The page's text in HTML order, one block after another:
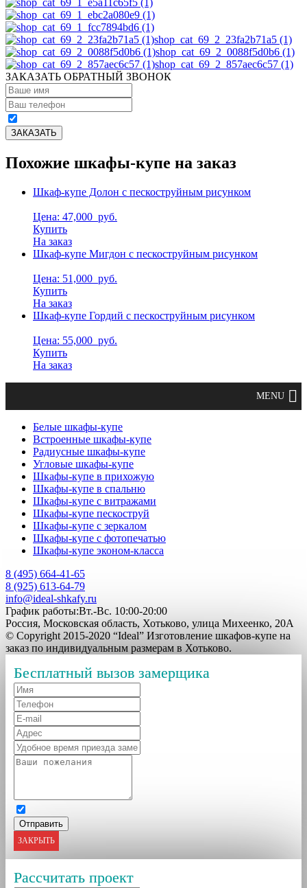
shop_cat_69_2_23fa2b71a5 (1)
shop_cat_69_2_0088f5d0b6 (1)
shop_cat_69_2_857aec6c57 (1)
ЗАКАЗАТЬ ОБРАТНЫЙ ЗВОНОК
Похожие шкафы-купе на заказ
Шкаф-купе Долон с пескоструйным рисунком
Цена: 47,000 руб.
Купить
На заказ
Шкаф-купе Мигдон с пескоструйным рисунком
Цена: 51,000 руб.
Купить
На заказ
Шкаф-купе Гордий с пескоструйным рисунком
Цена: 55,000 руб.
Купить
На заказ
Белые шкафы-купе
Встроенные шкафы-купе
Радиусные шкафы-купе
Угловые шкафы-купе
Шкафы-купе в прихожую
Шкафы-купе в спальню
Шкафы-купе с витражами
Шкафы-купе пескоструй
Шкафы-купе с зеркалом
Шкафы-купе с фотопечатью
Шкафы-купе эконом-класса
8 (495) 664-41-65
8 (925) 613-64-79
info@ideal-shkafy.ru
График работы:Вт.-Вс. 10:00-20:00
Россия, Московская область, Хотьково, улица Михеенко, 20А
© Copyright 2015-2020 “Ideal” Изготовление шкафов-купе на
заказ по индивидуальным размерам в Хотьково.
Бесплатный вызов замерщика
ЗАКРЫТЬ
Рассчитать проект